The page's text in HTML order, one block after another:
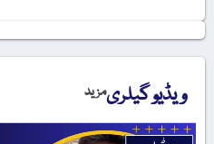
ویڈیو گیلریمزید